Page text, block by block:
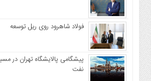
فولاد شاهرود روی ریل توسعه
پیشگامی پالایشگاه تهران در
نفت